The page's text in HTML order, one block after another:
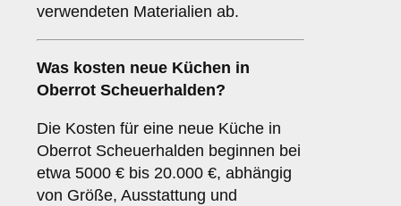
verwendeten Materialien ab.
Was kosten neue Küchen in
Oberrot Scheuerhalden?
Die Kosten für eine neue Küche in
Oberrot Scheuerhalden beginnen bei
etwa 5000 € bis 20.000 €, abhängig
von Größe, Ausstattung und